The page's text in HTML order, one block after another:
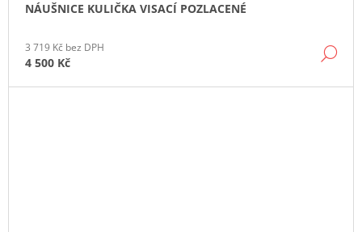
NÁUŠNICE KULIČKA VISACÍ POZLACENÉ
3 719 Kč bez DPH
4 500 Kč